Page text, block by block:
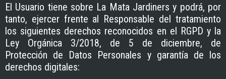
El Usuario tiene sobre La Mata Jardiners y podrá, por
tanto, ejercer frente al Responsable del tratamiento
los siguientes derechos reconocidos en el RGPD y la
Ley Orgánica 3/2018, de 5 de diciembre, de
Protección de Datos Personales y garantía de los
derechos digitales: